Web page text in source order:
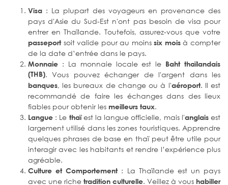
Visa : La plupart des voyageurs en provenance des
pays d'Asie du Sud-Est n'ont pas besoin de visa pour
entrer en Thaïlande. Toutefois, assurez-vous que votre
passeportsoit valide pour au moinssix moisà compter
de la date d’entrée dans le pays.
Monnaie : La monnaie locale est le Baht thaïlandais
(THB). Vous pouvez échanger de l'argent dans les
banques, les bureaux de change ou à l'aéroport. Il est
recommandé de faire les échanges dans des lieux
fiables pour obtenir les meilleurs taux.
Langue : Le thaïest la langue officielle, mais l'anglaisest
largement utilisé dans les zones touristiques. Apprendre
quelques phrases de base en thaï peut être utile pour
interagir avec les habitants et rendre l’expérience plus
agréable.
Culture et Comportement: La Thaïlande est un pays
avec une riche tradition culturelle. Veillez à vous habiller